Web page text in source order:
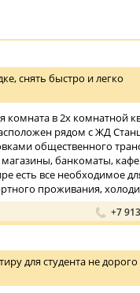
снять быстро и легко
комната в 2х комнатной
рядом с ЖД
общественного
банкоматы,
есть все необходимое
проживания,
+7
для студента не дорого